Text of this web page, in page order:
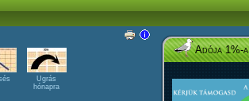
Ugrás
hónapra
Adója 1%-a